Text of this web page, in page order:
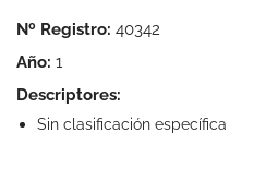
Nº Registro: 40342
Año: 1
Descriptores:
Sin clasificación específica